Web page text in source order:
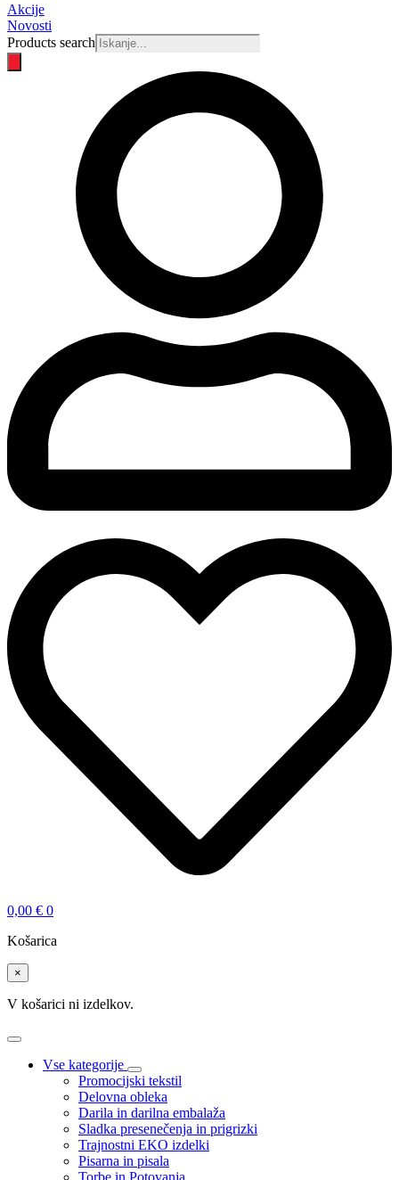
Akcije
Novosti
Products search
0,00 € 0
Košarica
×
V košarici ni izdelkov.
Vse kategorije
Promocijski tekstil
Delovna obleka
Darila in darilna embalaža
Sladka presenečenja in prigrizki
Trajnostni EKO izdelki
Pisarna in pisala